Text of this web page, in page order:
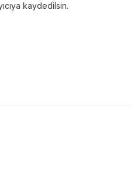
kaydedilsin.